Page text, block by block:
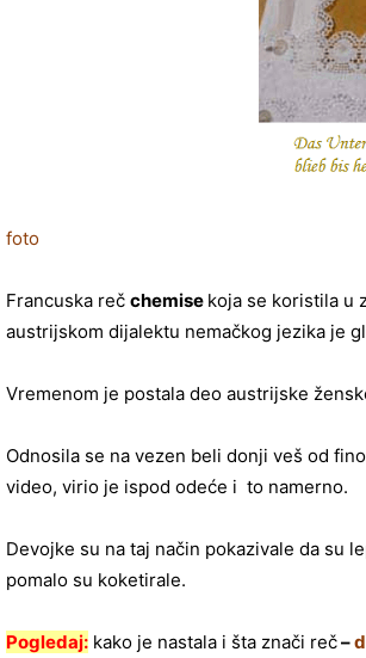
foto
Francuska reč chemise koja se koristila u
austrijskom dijalektu nemačkog jezika je
Vremenom je postala deo austrijske
Odnosila se na vezen beli donji veš od
video, virio je ispod odeće i to namerno.
Devojke su na taj način pokazivale da su
pomalo su koketirale.
Pogledaj: kako je nastala i šta znači reč–